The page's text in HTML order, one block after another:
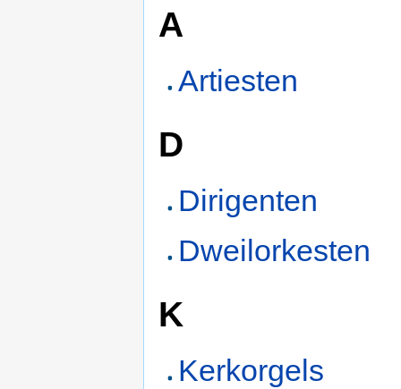
A
Artiesten
D
Dirigenten
Dweilorkesten
K
Kerkorgels